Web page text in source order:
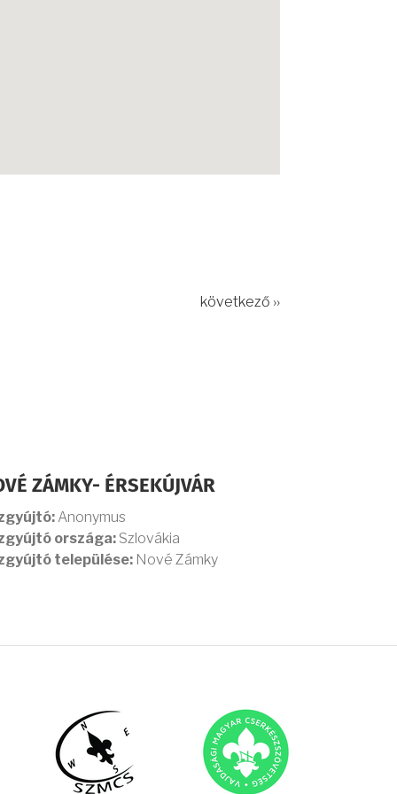
következő ››
ZÁMKY- ÉRSEKÚJVÁR
Anonymus
országa: Szlovákia
települése: Nové Zámky